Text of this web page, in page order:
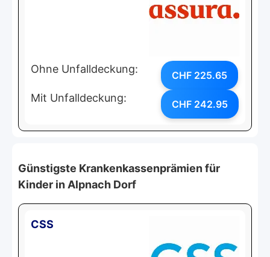
Ohne Unfalldeckung: CHF 225.65
Mit Unfalldeckung: CHF 242.95
Günstigste Krankenkassenprämien für
Kinder in Alpnach Dorf
CSS